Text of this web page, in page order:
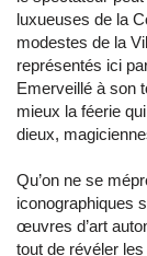
luxueuses de la
modestes de la
représentés ici
Emerveillé à son
mieux la féerie
dieux,
Qu’on ne se
iconographiques
œuvres d’art
tout de révéler